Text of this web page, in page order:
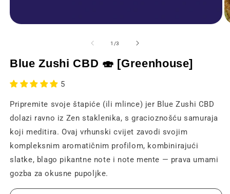
modalnom
prozoru
1 /od
3
Blue Zushi CBD 🍣 [Greenhouse]
5
Pripremite svoje štapiće (ili mlince) jer Blue Zushi CBD
dolazi ravno iz Zen staklenika, s gracioznošću samuraja
koji meditira. Ovaj vrhunski cvijet zavodi svojim
kompleksnim aromatičnim profilom, kombinirajući
slatke, blago pikantne note i note mente — prava umami
gozba za okusne pupoljke.